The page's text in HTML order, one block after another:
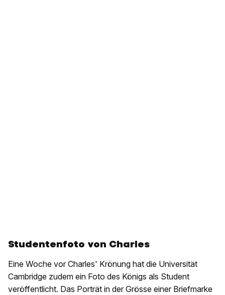
Studentenfoto von Charles
Eine Woche vor Charles' Krönung hat die Universität
Cambridge zudem ein Foto des Königs als Student
veröffentlicht. Das Porträt in der Grösse einer Briefmarke